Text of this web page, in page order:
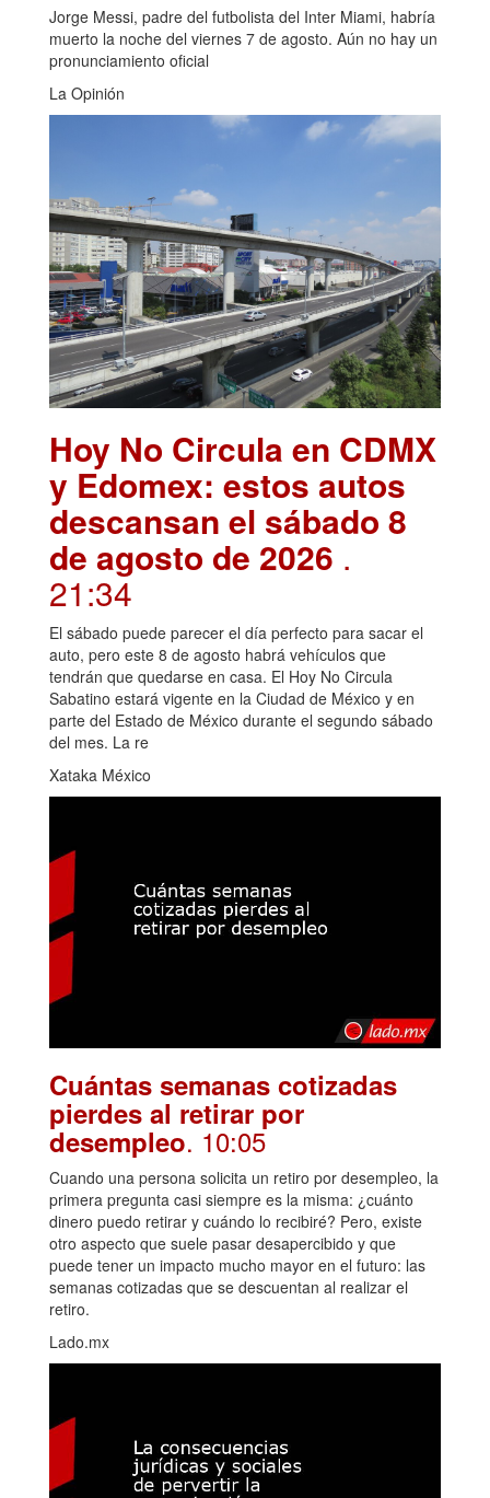
Jorge Messi, padre del futbolista del Inter Miami, habría
muerto la noche del viernes 7 de agosto. Aún no hay un
pronunciamiento oficial
La Opinión
Hoy No Circula en CDMX
y Edomex: estos autos
descansan el sábado 8
de agosto de 2026 .
21:34
El sábado puede parecer el día perfecto para sacar el
auto, pero este 8 de agosto habrá vehículos que
tendrán que quedarse en casa. El Hoy No Circula
Sabatino estará vigente en la Ciudad de México y en
parte del Estado de México durante el segundo sábado
del mes. La re
Xataka México
Cuántas semanas cotizadas
pierdes al retirar por
desempleo. 10:05
Cuando una persona solicita un retiro por desempleo, la
primera pregunta casi siempre es la misma: ¿cuánto
dinero puedo retirar y cuándo lo recibiré? Pero, existe
otro aspecto que suele pasar desapercibido y que
puede tener un impacto mucho mayor en el futuro: las
semanas cotizadas que se descuentan al realizar el
retiro.
Lado.mx